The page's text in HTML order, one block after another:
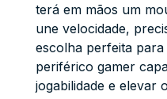
terá em mãos um
une velocidade,
escolha perfeita
periférico gamer
jogabilidade e elevar